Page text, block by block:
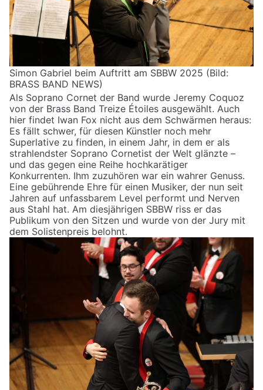
Simon Gabriel beim Auftritt am SBBW 2025 (Bild:
BRASS BAND NEWS)
Als Soprano Cornet der Band wurde Jeremy Coquoz
von der Brass Band Treize Étoiles ausgewählt. Auch
hier findet Iwan Fox nicht aus dem Schwärmen heraus:
Es fällt schwer, für diesen Künstler noch mehr
Superlative zu finden, in einem Jahr, in dem er als
strahlendster Soprano Cornetist der Welt glänzte –
und das gegen eine Reihe hochkarätiger
Konkurrenten. Ihm zuzuhören war ein wahrer Genuss.
Eine gebührende Ehre für einen Musiker, der nun seit
Jahren auf unfassbarem Level performt und Nerven
aus Stahl hat. Am diesjährigen SBBW riss er das
Publikum von den Sitzen und wurde von der Jury mit
dem Solistenpreis belohnt.